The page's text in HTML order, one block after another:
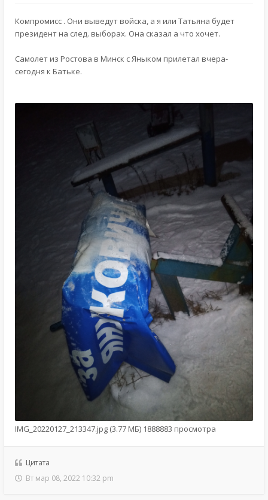
Компромисс . Они выведут войска, а я или Татьяна будет
президент на след. выборах. Она сказал а что хочет.
Самолет из Ростова в Минск с Яныком прилетал вчера-
сегодня к Батьке.
IMG_20220127_213347.jpg (3.77 МБ) 1888883 просмотра
Цитата
Вт мар 08, 2022 10:32 pm